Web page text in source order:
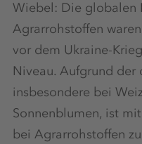
Wiebel: Die globalen
Agrarrohstoffen
vor dem Ukraine-
Niveau. Aufgrund der
insbesondere bei
Sonnenblumen, ist
bei Agrarrohstoffen